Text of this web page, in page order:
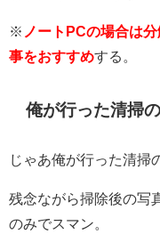
※ ノートPCの場合は
事をおすすめする。
俺が行った清掃
じゃあ俺が行った清掃
残念ながら掃除後の写
のみでスマン。